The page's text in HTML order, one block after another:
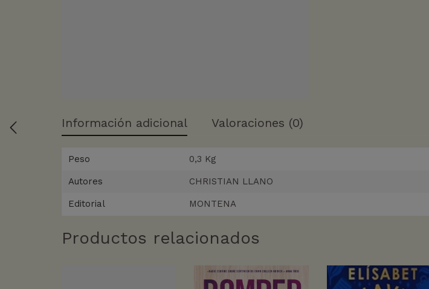
Información adicional Valoraciones (0)
Peso 0,3 Kg
Autores CHRISTIAN LLANO
Editorial MONTENA
Productos relacionados